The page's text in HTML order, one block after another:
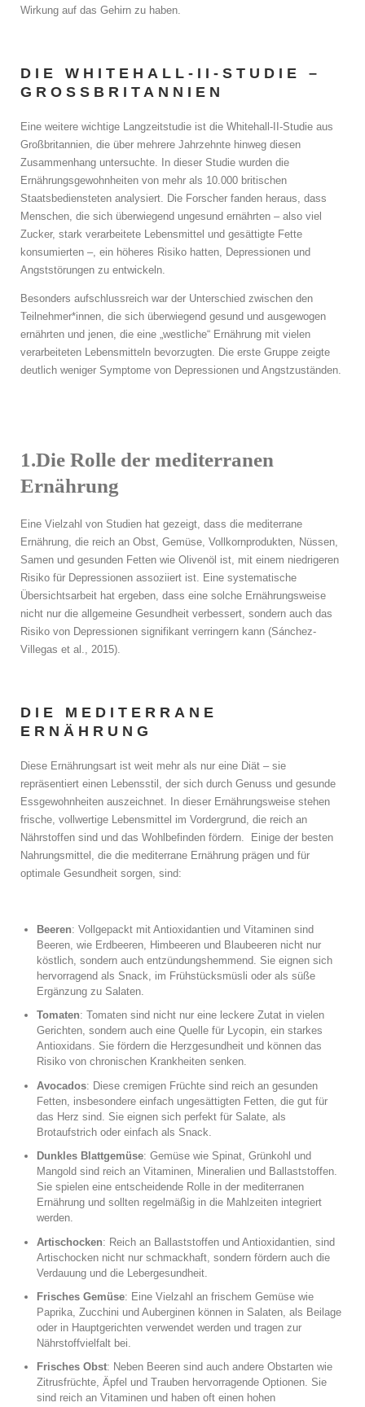
Wirkung auf das Gehirn zu haben.
DIE WHITEHALL-II-STUDIE –
GROSSBRITANNIEN
Eine weitere wichtige Langzeitstudie ist die Whitehall-II-Studie aus
Großbritannien, die über mehrere Jahrzehnte hinweg diesen
Zusammenhang untersuchte. In dieser Studie wurden die
Ernährungsgewohnheiten von mehr als 10.000 britischen
Staatsbediensteten analysiert. Die Forscher fanden heraus, dass
Menschen, die sich überwiegend ungesund ernährten – also viel
Zucker, stark verarbeitete Lebensmittel und gesättigte Fette
konsumierten –, ein höheres Risiko hatten, Depressionen und
Angststörungen zu entwickeln.
Besonders aufschlussreich war der Unterschied zwischen den
Teilnehmer*innen, die sich überwiegend gesund und ausgewogen
ernährten und jenen, die eine „westliche“ Ernährung mit vielen
verarbeiteten Lebensmitteln bevorzugten. Die erste Gruppe zeigte
deutlich weniger Symptome von Depressionen und Angstzuständen.
1.Die Rolle der mediterranen
Ernährung
Eine Vielzahl von Studien hat gezeigt, dass die mediterrane
Ernährung, die reich an Obst, Gemüse, Vollkornprodukten, Nüssen,
Samen und gesunden Fetten wie Olivenöl ist, mit einem niedrigeren
Risiko für Depressionen assoziiert ist. Eine systematische
Übersichtsarbeit hat ergeben, dass eine solche Ernährungsweise
nicht nur die allgemeine Gesundheit verbessert, sondern auch das
Risiko von Depressionen signifikant verringern kann (Sánchez-
Villegas et al., 2015).
DIE MEDITERRANE
ERNÄHRUNG
Diese Ernährungsart ist weit mehr als nur eine Diät – sie
repräsentiert einen Lebensstil, der sich durch Genuss und gesunde
Essgewohnheiten auszeichnet. In dieser Ernährungsweise stehen
frische, vollwertige Lebensmittel im Vordergrund, die reich an
Nährstoffen sind und das Wohlbefinden fördern. Einige der besten
Nahrungsmittel, die die mediterrane Ernährung prägen und für
optimale Gesundheit sorgen, sind:
Beeren: Vollgepackt mit Antioxidantien und Vitaminen sind
Beeren, wie Erdbeeren, Himbeeren und Blaubeeren nicht nur
köstlich, sondern auch entzündungshemmend. Sie eignen sich
hervorragend als Snack, im Frühstücksmüsli oder als süße
Ergänzung zu Salaten.
Tomaten: Tomaten sind nicht nur eine leckere Zutat in vielen
Gerichten, sondern auch eine Quelle für Lycopin, ein starkes
Antioxidans. Sie fördern die Herzgesundheit und können das
Risiko von chronischen Krankheiten senken.
Avocados: Diese cremigen Früchte sind reich an gesunden
Fetten, insbesondere einfach ungesättigten Fetten, die gut für
das Herz sind. Sie eignen sich perfekt für Salate, als
Brotaufstrich oder einfach als Snack.
Dunkles Blattgemüse: Gemüse wie Spinat, Grünkohl und
Mangold sind reich an Vitaminen, Mineralien und Ballaststoffen.
Sie spielen eine entscheidende Rolle in der mediterranen
Ernährung und sollten regelmäßig in die Mahlzeiten integriert
werden.
Artischocken: Reich an Ballaststoffen und Antioxidantien, sind
Artischocken nicht nur schmackhaft, sondern fördern auch die
Verdauung und die Lebergesundheit.
Frisches Gemüse: Eine Vielzahl an frischem Gemüse wie
Paprika, Zucchini und Auberginen können in Salaten, als Beilage
oder in Hauptgerichten verwendet werden und tragen zur
Nährstoffvielfalt bei.
Frisches Obst: Neben Beeren sind auch andere Obstarten wie
Zitrusfrüchte, Äpfel und Trauben hervorragende Optionen. Sie
sind reich an Vitaminen und haben oft einen hohen